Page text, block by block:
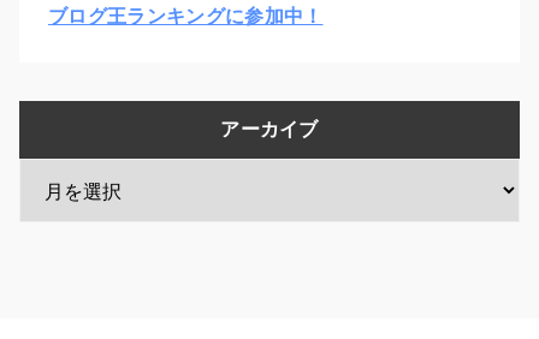
ブログ王ランキングに参加中！
アーカイブ